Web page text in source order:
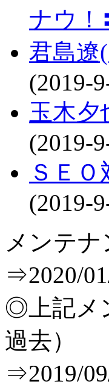
ナウ！
君島遼
(2019-
玉木
(2019-
ＳＥ
(2019-
メンテ
⇒2020/
◎上記メ
過去）
⇒2019/